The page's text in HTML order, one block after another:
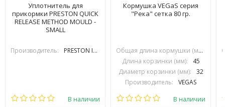
Уплотнитель для
прикормки PRESTON QUICK
RELEASE METHOD MOULD -
SMALL
Производитель: PRESTON INOVATIONS
В наличии
Кормушка VEGaS серия
"Река" сетка 80 гр.
Общая длина кормушки (мм):
Длина корзинки (мм):
45
Диаметр корзинки (мм):
32
Производитель:
VEGAS
В наличии